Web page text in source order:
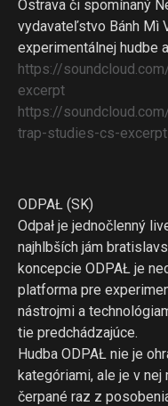
Ostrava či spomínaný
vydavateľstvo Bánh Mì
experimentálnej hudbe
https://
excerpt
https://
trap-studies-cs-excerpt
ODPAŁ (SK)
Odpał je jednočlenný
najhlbších jám
koncepcie ODPAŁ je
platforma pre
nástrojmi a
tie predchádzajúce.
Hudba ODPAŁ nie je
kategóriami, ale je v
čerpané raz z